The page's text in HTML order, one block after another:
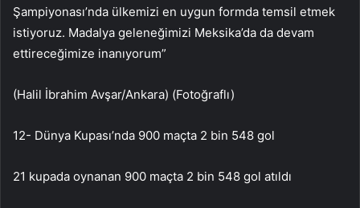
Şampiyonası’nda ülkemizi en uygun formda temsil etmek
istiyoruz. Madalya geleneğimizi Meksika’da da devam
ettireceğimize inanıyorum”
(Halil İbrahim Avşar/Ankara) (Fotoğraflı)
12- Dünya Kupası’nda 900 maçta 2 bin 548 gol
21 kupada oynanan 900 maçta 2 bin 548 gol atıldı